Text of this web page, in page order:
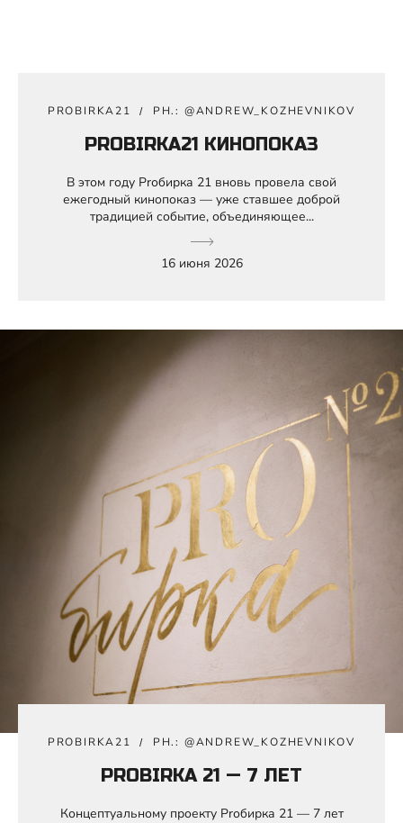
PROBIRKA21 PH.: @ANDREW_KOZHEVNIKOV
PROBIRKA21 КИНОПОКАЗ
В этом году Prобирка 21 вновь провела свой
ежегодный кинопоказ — уже ставшее доброй
традицией событие, объединяющее...
16 июня 2026
PROBIRKA21 PH.: @ANDREW_KOZHEVNIKOV
PROBIRKA 21 — 7 ЛЕТ
Концептуальному проекту Prобирка 21 — 7 лет